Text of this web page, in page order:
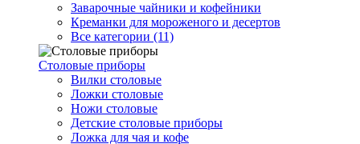
Заварочные чайники и кофейники
Креманки для мороженого и десертов
Все категории (11)
Столовые приборы
Вилки столовые
Ложки столовые
Ножи столовые
Детские столовые приборы
Ложка для чая и кофе